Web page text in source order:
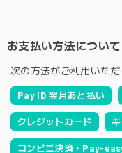
お支払い方法について
次の方法がご利用いただ
Pay ID 翌月あと払い
クレジットカード
コンビニ決済・Pay-